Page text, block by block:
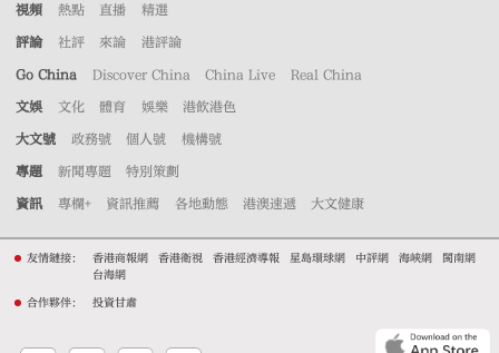
視頻 熱點 直播 精選
評論 社評 來論 港評論
Go China Discover China China Live Real China
文娛 文化 體育 娛樂 港飲港色
大文號 政務號 個人號 機構號
專題 新聞專題 特別策劃
資訊 專欄+ 資訊推薦 各地動態 港澳速遞 大文健康
友情鏈接： 香港商報網 香港衛視 香港經濟導報 星島環球網 中評網 海峽網
閩南網
台海網
合作夥伴： 投資甘肅